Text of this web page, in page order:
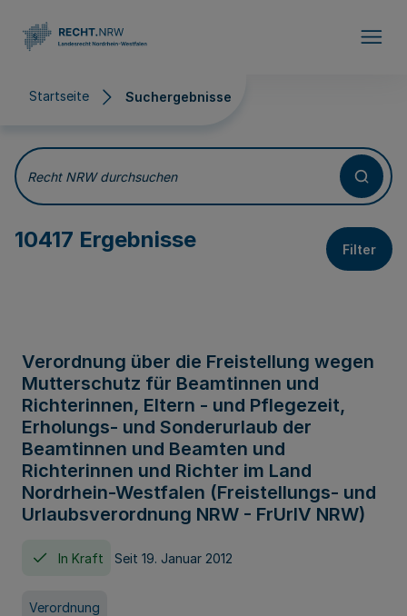
Startseite Suchergebnisse
Suchergebnisse
Recht NRW durchsuchen
10417 Ergebnisse Filter
Verordnung über die Freistellung wegen
Mutterschutz für Beamtinnen und
Richterinnen, Eltern - und Pflegezeit,
Erholungs- und Sonderurlaub der
Beamtinnen und Beamten und
Richterinnen und Richter im Land
Nordrhein-Westfalen (Freistellungs- und
Urlaubsverordnung NRW - FrUrlV NRW)
In Kraft Seit 19. Januar 2012
Verordnung